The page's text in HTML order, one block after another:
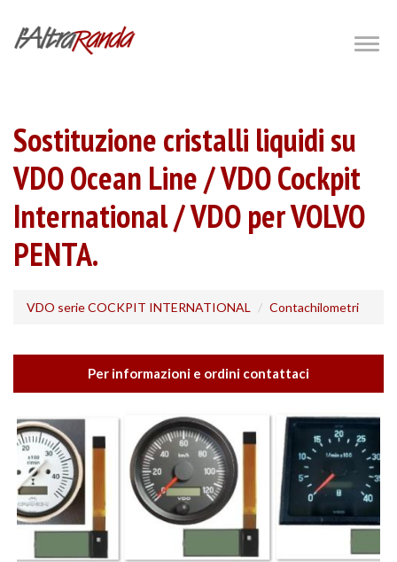
Sostituzione cristalli liquidi su
VDO Ocean Line / VDO Cockpit
International / VDO per VOLVO
PENTA.
VDO serie COCKPIT INTERNATIONAL Contachilometri
Per informazioni e ordini contattaci